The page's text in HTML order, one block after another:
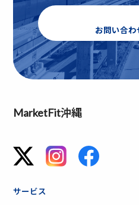
お問い合わ
MarketFit沖縄
サービス